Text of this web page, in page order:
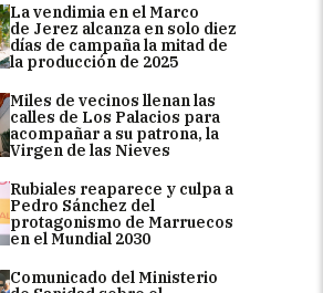
La vendimia en el Marco
de Jerez alcanza en solo diez
días de campaña la mitad de
la producción de 2025
Miles de vecinos llenan las
calles de Los Palacios para
acompañar a su patrona, la
Virgen de las Nieves
Rubiales reaparece y culpa a
Pedro Sánchez del
protagonismo de Marruecos
en el Mundial 2030
Comunicado del Ministerio